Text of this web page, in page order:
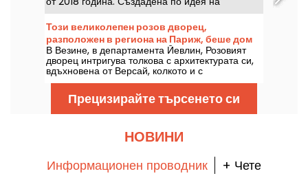
архитекта Рензо Пиано, тази 160-метрова
сграда дълбоко промени организацията на
правосъдието в Париж. Ето историята й,
нейната архитектура и възможностите за
посещение.
Този великолепен розов дворец,
разположен в региона на Париж, беше дом
на ексцентрична маркиза от Бел Епок.
В Везине, в департамента Йевлин, Розовият
дворец интригува толкова с архитектурата си,
вдъхновена от Версай, колкото и с
невероятната съдба на една от най-
известните му обитателки: графинята Луиза
Казати, ексцентрична фигура на Бел Епок.
Прецизирайте търсенето си
НОВИНИ
Информационен проводник + Чете